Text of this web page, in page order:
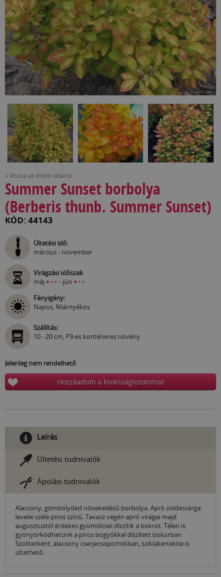
« Vissza az előző oldalra
Summer Sunset borbolya
(Berberis thunb. Summer Sunset)
KÓD: 44143
Ültetési idő:
március - november
Virágzási időszak:
máj ••• - jún •••
Fényigény:
Napos, félárnyékos
Szállítás:
10 - 20 cm, P9-es konténeres növény
Jelenleg nem rendelhető
Hozzáadom a kívánságlistámhoz
Leírás
Ültetési tudnivalók
Ápolási tudnivalók
Alacsony, gömbölyded növekedésű borbolya. Apró zöldessárga
levelei széle piros színű. Tavasz végén apró virágai majd
augusztustól érdekes gyümölcsei díszítik a bokrot. Télen is
gyönyörködhetünk a piros bogyókkal díszített bokorban.
Szoliterként, alacsony cserjecsoportokban, sziklakertekbe is
ültethető.